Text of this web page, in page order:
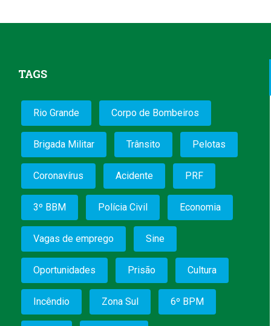
TAGS
Rio Grande Corpo de Bombeiros
Brigada Militar Trânsito Pelotas
Coronavírus Acidente PRF
3º BBM Polícia Civil Economia
Vagas de emprego Sine
Oportunidades Prisão Cultura
Incêndio Zona Sul 6º BPM